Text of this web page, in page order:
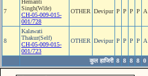
7
Hemanti
Singh(Wife)
CH-05-009-015-
001/728
OTHER Devipur P P P P A
8
Kalawati
Thakur(Self)
CH-05-009-015-
001/723
OTHER Devipur P P P P A
कुल हाजिरी 8 8 8 8 0